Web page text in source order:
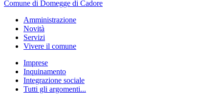
Comune di Domegge di Cadore
Amministrazione
Novità
Servizi
Vivere il comune
Imprese
Inquinamento
Integrazione sociale
Tutti gli argomenti...